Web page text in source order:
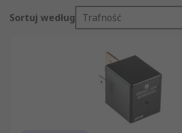
Sortuj według Trafność